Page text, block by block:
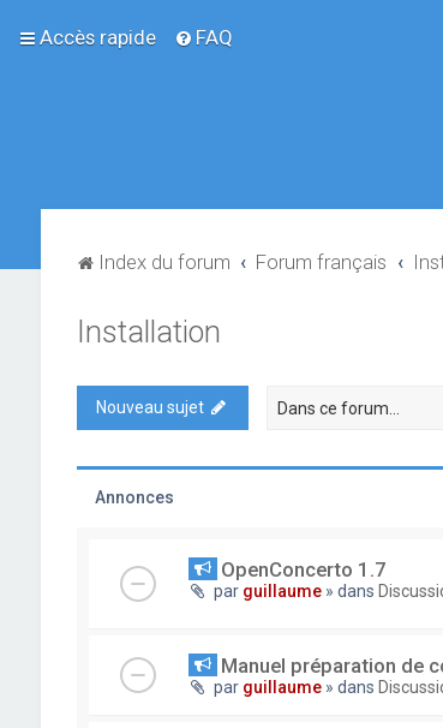
Accès rapide FAQ
Index du forum Forum français
Installation
Nouveau sujet
Annonces
OpenConcerto 1.7
par guillaume » dans
Manuel préparation de
par guillaume » dans